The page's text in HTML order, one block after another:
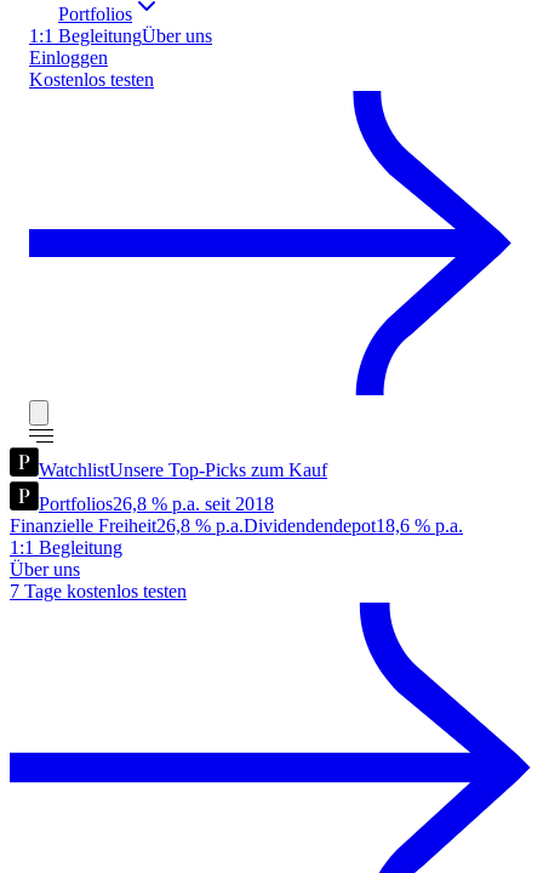
Portfolios
1:1 BegleitungÜber uns
Einloggen
Kostenlos testen
WatchlistUnsere Top-Picks zum Kauf
Portfolios26,8 % p.a. seit 2018
Finanzielle Freiheit26,8 % p.a.Dividendendepot18,6 % p.a.
1:1 Begleitung
Über uns
7 Tage kostenlos testen